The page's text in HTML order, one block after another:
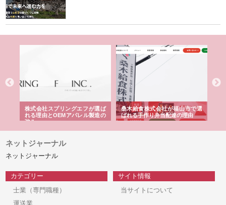
株式会社スプリングエフが選ば
れる理由とOEMアパレル製造の
強み
桑木給食株式会社が福山市で選
ばれる手作り弁当配達の理由
ネットジャーナル
ネットジャーナル
カテゴリー
士業（専門職種）
運送業
サイト情報
当サイトについて